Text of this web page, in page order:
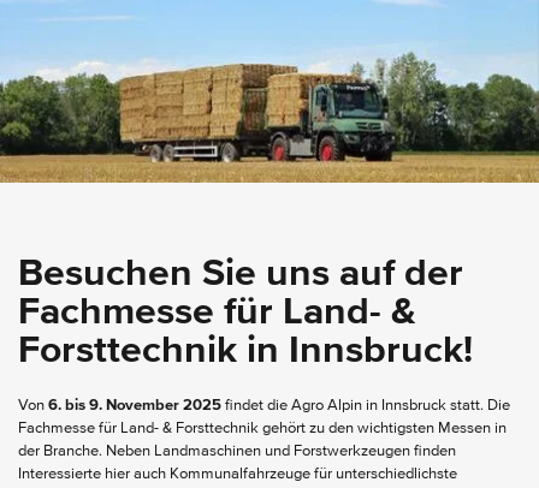
Besuchen Sie uns auf der
Fachmesse für Land- &
Forsttechnik in Innsbruck!
Von 6. bis 9. November 2025 findet die Agro Alpin in Innsbruck statt. Die
Fachmesse für Land- & Forsttechnik gehört zu den wichtigsten Messen in
der Branche. Neben Landmaschinen und Forstwerkzeugen finden
Interessierte hier auch Kommunalfahrzeuge für unterschiedlichste